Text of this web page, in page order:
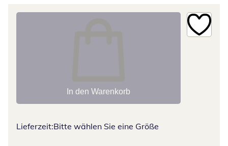
In den Warenkorb
Lieferzeit:Bitte wählen Sie eine Größe